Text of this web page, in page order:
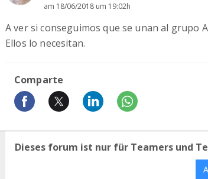
am 18/06/2018 um 19:02h
A ver si conseguimos que se unan al grupo
Ellos lo necesitan.
Comparte
Dieses forum ist nur für Teamers und